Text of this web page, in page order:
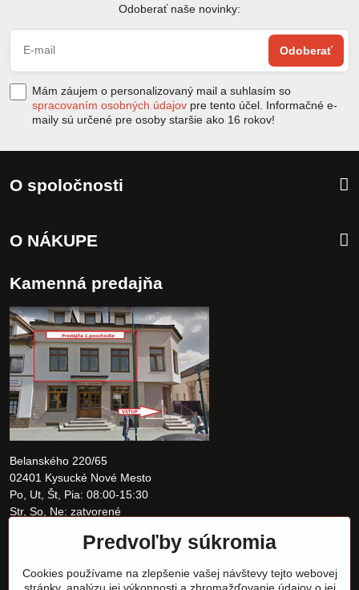
Odoberať naše novinky:
Odoberať
Mám záujem o personalizovaný mail a suhlasím so
spracovaním osobných údajov pre tento účel. Informačné e-
maily sú určené pre osoby staršie ako 16 rokov!
O spoločnosti
O NÁKUPE
Kamenná predajňa
Belanského 220/65
02401 Kysucké Nové Mesto
Po, Ut, Št, Pia: 08:00-15:30
Str, So, Ne: zatvorené
obchod@tomshardware.sk
Predvoľby súkromia
Cookies používame na zlepšenie vašej návštevy tejto webovej